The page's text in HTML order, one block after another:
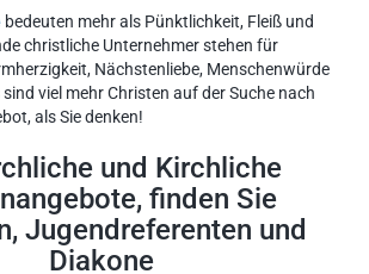
bedeuten mehr als Pünktlichkeit, Fleiß und
christliche Unternehmer stehen für
Nächstenliebe, Menschenwürde
viel mehr Christen auf der Suche nach
als Sie denken!
und Kirchliche
finden Sie
Jugendreferenten und
Diakone